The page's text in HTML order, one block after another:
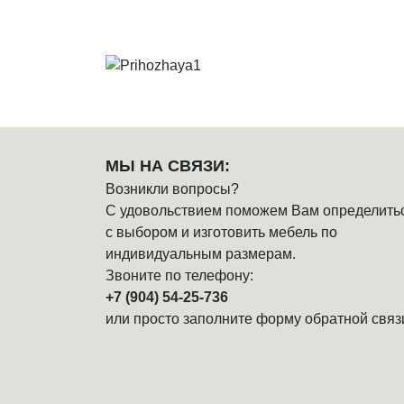
МЫ НА СВЯЗИ:
Возникли вопросы?
С удовольствием поможем Вам
с выбором и изготовить мебель по
индивидуальным размерам.
Звоните по телефону:
+7 (904) 54-25-736
или просто заполните форму обратной